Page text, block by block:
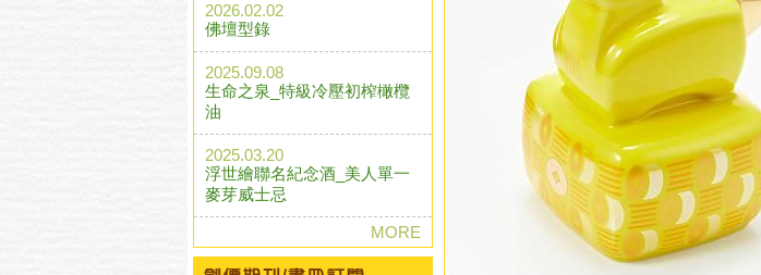
2026.02.02
佛壇型錄
2025.09.08
生命之泉_特級冷壓初榨橄欖
油
2025.03.20
浮世繪聯名紀念酒_美人單一
麥芽威士忌
MORE